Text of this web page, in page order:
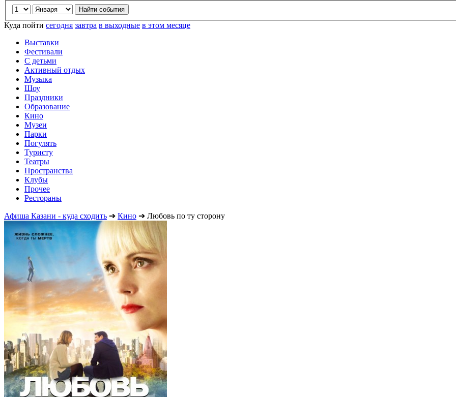
Куда пойти сегодня завтра в выходные в этом месяце
Выставки
Фестивали
С детьми
Активный отдых
Музыка
Шоу
Праздники
Образование
Кино
Музеи
Парки
Погулять
Туристу
Театры
Пространства
Клубы
Прочее
Рестораны
Афиша Казани - куда сходить ➔ Кино ➔ Любовь по ту сторону